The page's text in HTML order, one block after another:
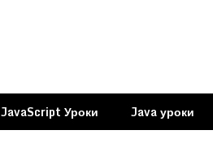
JavaScript Уроки Java уроки